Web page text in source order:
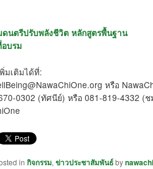
ดนตรีปรับพลังชีวิต หลักสูตรพื้นฐาน
บรม
มเติมได้ที่:
หรือ
0302 (ทัศนีย์) หรือ 081-819-4332 (ช
inกิจกรรม,ข่าวประชาสัมพันธ์by